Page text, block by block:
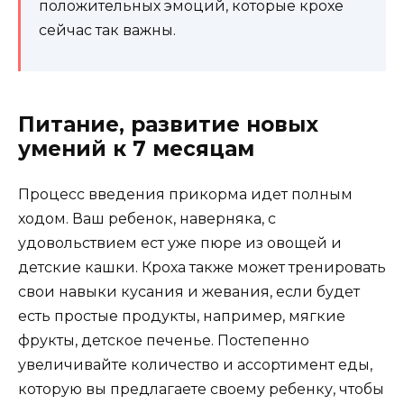
положительных эмоций, которые крохе
сейчас так важны.
Питание, развитие новых
умений к 7 месяцам
Процесс введения прикорма идет полным
ходом. Ваш ребенок, наверняка, с
удовольствием ест уже пюре из овощей и
детские кашки. Кроха также может тренировать
свои навыки кусания и жевания, если будет
есть простые продукты, например, мягкие
фрукты, детское печенье. Постепенно
увеличивайте количество и ассортимент еды,
которую вы предлагаете своему ребенку, чтобы